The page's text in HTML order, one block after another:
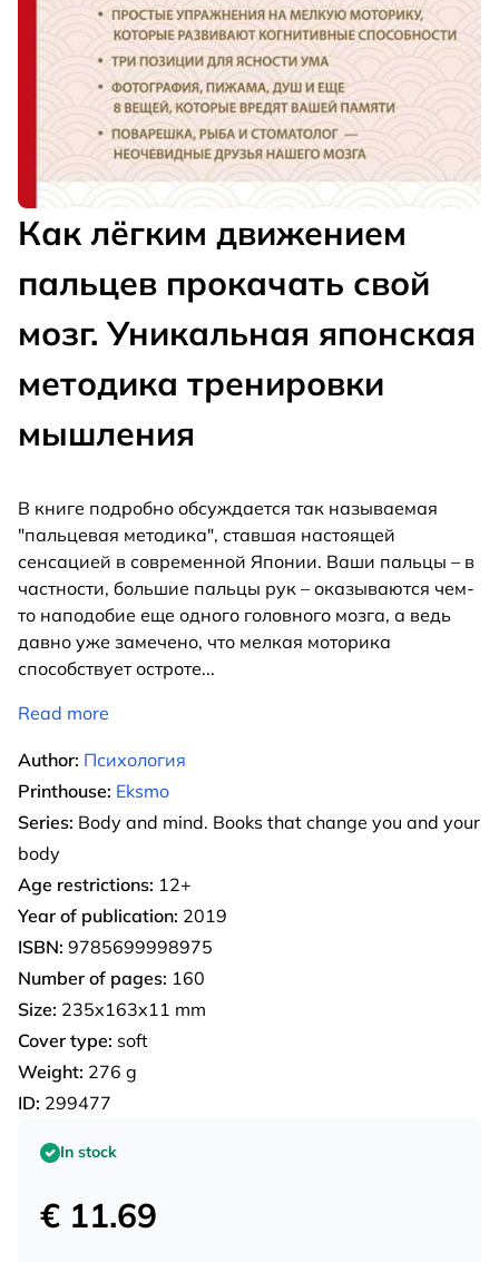
Как лёгким движением
пальцев прокачать свой
мозг. Уникальная японская
методика тренировки
мышления
В книге подробно обсуждается так называемая
"пальцевая методика", ставшая настоящей
сенсацией в современной Японии. Ваши пальцы – в
частности, большие пальцы рук – оказываются чем-
то наподобие еще одного головного мозга, а ведь
давно уже замечено, что мелкая моторика
способствует остроте...
Read more
Author: Психология
Printhouse: Eksmo
Series: Body and mind. Books that change you and your
body
Age restrictions: 12+
Year of publication: 2019
ISBN: 9785699998975
Number of pages: 160
Size: 235x163x11 mm
Cover type: soft
Weight: 276 g
ID: 299477
In stock
€ 11.69